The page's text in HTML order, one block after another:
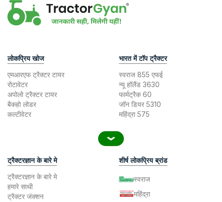
लोकप्रिय खोज
एमआरएफ ट्रैक्टर टायर
रोटावेटर
अपोलो ट्रैक्टर टायर
बैकहो लोडर
कल्टीवेटर
भारत में टॉप ट्रैक्टर
स्वराज 855 एफई
न्यू हॉलैंड 3630
फार्मट्रैक 60
जॉन डियर 5310
महिंद्रा 575
ट्रैक्टरज्ञान के बारे मे
ट्रैक्टरज्ञान के बारे मे
हमारे साथी
ट्रैक्टर जंक्शन
शीर्ष लोकप्रिय ब्रांड
स्वराज
महिंद्रा